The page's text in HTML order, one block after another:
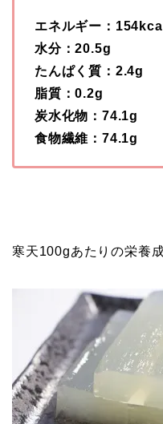
エネルギー：154kcal
水分：20.5g
たんぱく質：2.4g
脂質：0.2g
炭水化物：74.1g
食物繊維：74.1g
寒天100gあたりの栄養